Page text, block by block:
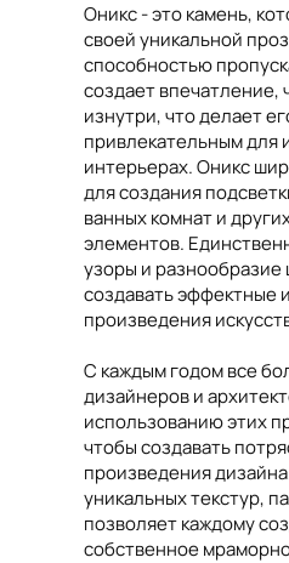
Оникс - это камень,
своей уникальной
способностью
создает впечатление,
изнутри, что делает
привлекательным для
интерьерах. Оникс
для создания
ванных комнат и
элементов.
узоры и
создавать эффектные
произведения
С каждым годом все
дизайнеров и
использованию этих
чтобы создавать
произведения
уникальных текстур,
позволяет каждому
собственное